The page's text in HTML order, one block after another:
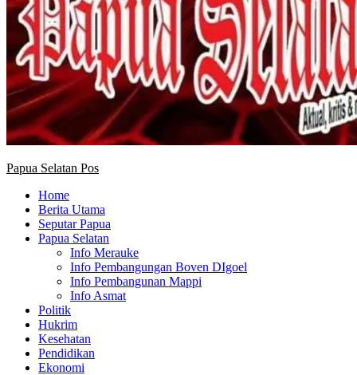
Papua Selatan Pos
Home
Berita Utama
Seputar Papua
Papua Selatan
Info Merauke
Info Pembangungan Boven DIgoel
Info Pembangunan Mappi
Info Asmat
Politik
Hukrim
Kesehatan
Pendidikan
Ekonomi